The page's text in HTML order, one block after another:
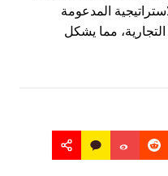
المدعومة
التجارية، مما يشكل